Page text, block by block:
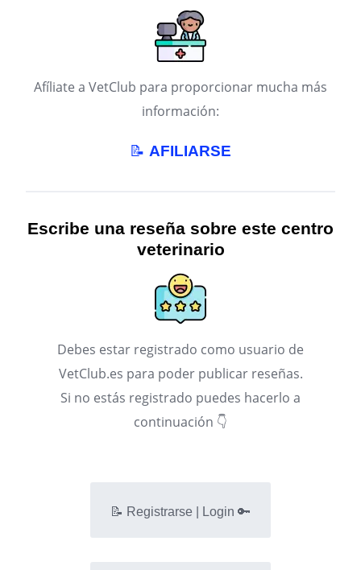
Afíliate a VetClub para proporcionar mucha más
información:
📝 AFILIARSE
Escribe una reseña sobre este centro
veterinario
Debes estar registrado como usuario de
VetClub.es para poder publicar reseñas.
Si no estás registrado puedes hacerlo a
continuación 👇
📝 Registrarse | Login 🔑